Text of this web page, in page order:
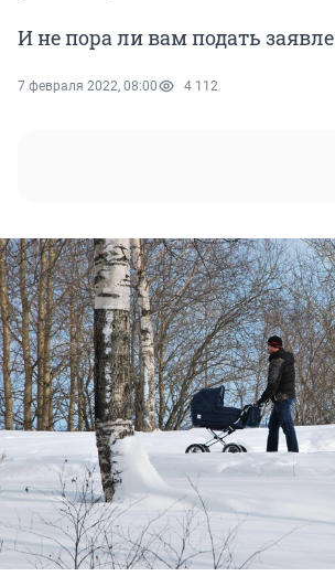
И не пора ли вам подать
7 февраля 2022, 08:00 4 112